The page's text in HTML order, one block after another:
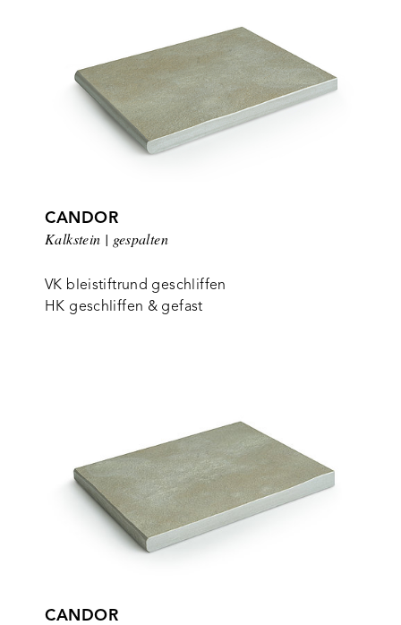
CANDOR
Kalkstein | gespalten
VK bleistiftrund geschliffen
HK geschliffen & gefast
CANDOR